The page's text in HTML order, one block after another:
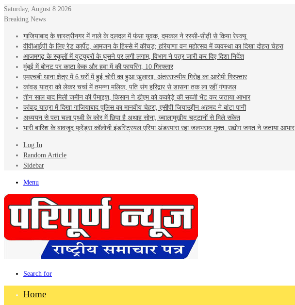
Saturday, August 8 2026
Breaking News
गाजियाबाद के शास्त्रीनगर में नाले के दलदल में फंसा युवक, दमकल ने रस्सी-सीढ़ी से किया रेस्क्यू
वीवीआईपी के लिए रेड कार्पेट, आमजन के हिस्से में कीचड़; हरियाणा वन महोत्सव में व्यवस्था का दिखा दोहरा चेहरा
आजमगढ़ के स्‍कूलों में यूट्यूबरों के घुसने पर लगी लगाम, व‍िभाग ने पत्र जारी कर दि‍ए द‍िशा न‍िर्देश
मुंबई में बोनट पर काटा केक और हवा में की फायरिंग, 10 गिरफ्तार
एमएचबी थाना क्षेत्र में 6 घरों में हुई चोरी का हुआ खुलासा, अंतरराज्यीय गिरोह का आरोपी गिरफ्तार
कांवड़ यात्रा को लेकर चर्चा में तमन्ना मलिक, पति संग हरिद्वार से डासना तक ला रहीं गंगाजल
तीन साल बाद मिली जमीन की पैमाइश, किसान ने डीएम को ककोड़े की सब्जी भेंट कर जताया आभार
कांवड़ यात्रा में दिखा गाजियाबाद पुलिस का मानवीय चेहरा, एसीपी जियाउद्दीन अहमद ने बांटा पानी
अध्ययन से पता चला पृथ्वी के कोर में छिपा है अथाह सोना, ज्वालामुखीय चट्टानों से मिले संकेत
भारी बारिश के बावजूद फ्रेंड्स कॉलोनी इंडस्ट्रियल एरिया अंडरपास रहा जलभराव मुक्त, उद्योग जगत ने जताया आभार
Log In
Random Article
Sidebar
Menu
Search for
Home